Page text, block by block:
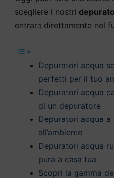
scegliere i nostri
entrare direttamente nel
Depuratori acqua
perfetti per il tuo
Depuratori acqua
di un depuratore
Depuratori acqua a
all’ambiente
Depuratori acqua
pura a casa tua
Scopri la gamma